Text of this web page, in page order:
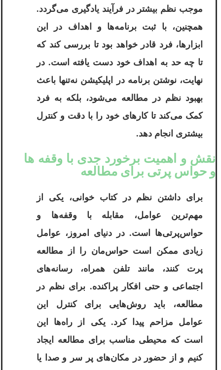
موجب نظم بیشتر در فرآیند یادگیری می‌گردد.
همچنین، با ثبت برنامه‌ها و اهداف در این
ابزارها، فرد قادر خواهد بود تا بررسی کند که
تا چه حد به اهداف خود دست یافته است. در
نهایت، نوشتن برنامه در اپلیکیشن نه‌تنها باعث
بهبود نظم در مطالعه می‌شود، بلکه به فرد
کمک می‌کند تا کارهای خود را با دقت و کنترل
بیشتری انجام دهد.
نقش و اهمیت برخورد جدی با وقفه ‌ها
و حواس ‌پرتی برای مطالعه
برای داشتن نظم در کتاب خوانی، یکی از
مهم‌ترین عوامل، مقابله با وقفه‌ها و
حواس‌پرتی‌ها است. در دنیای امروز، عوامل
زیادی ممکن است حواس‌مان را از مطالعه
پرت کنند، مانند تلفن همراه، رسانه‌های
اجتماعی و حتی افکار پراکنده. برای نظم در
مطالعه، باید روش‌هایی برای کنترل این
عوامل مزاحم پیدا کرد. یکی از راه‌ها این
است که محیطی مناسب برای مطالعه ایجاد
کنیم و از حضور در مکان‌های پر سر و صدا یا